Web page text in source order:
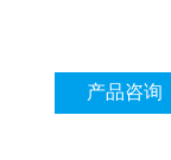
产品咨询